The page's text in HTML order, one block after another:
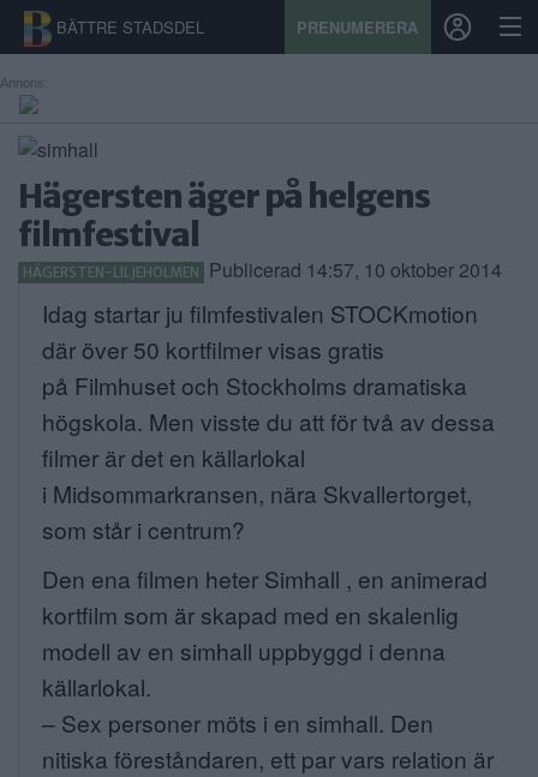
BÄTTRE STADSDEL PRENUMERERA
START
STADSDEL
SPORT
ÅSIKTER
KALENDER
KONTAKT
SAMARBETEN
ANNONSERA
NÄRINGSLIV
MER
Annons:
Hägersten äger på helgens
filmfestival
HÄGERSTEN-LILJEHOLMEN Publicerad 14:57, 10 oktober 2014
Idag startar ju filmfestivalen STOCKmotion
där över 50 kortfilmervisas gratis
på Filmhuset och Stockholms dramatiska
högskola. Men visste du att för två av dessa
filmer är det en källarlokal
i Midsommarkransen, nära Skvallertorget,
som står i centrum?
Den ena filmen heter Simhall , en animerad
kortfilm som är skapad med en skalenlig
modell av en simhall uppbyggd i denna
källarlokal.
– Sex personer möts i en simhall. Den
nitiska föreståndaren, ett par vars relation är